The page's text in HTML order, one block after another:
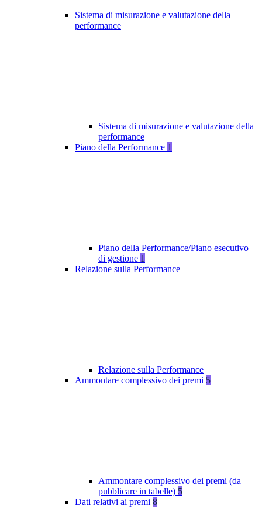
Sistema di misurazione e valutazione della
performance
Sistema di misurazione e valutazione della
performance
Piano della Performance 1
Piano della Performance/Piano esecutivo
di gestione 1
Relazione sulla Performance
Relazione sulla Performance
Ammontare complessivo dei premi 5
Ammontare complessivo dei premi (da
pubblicare in tabelle) 5
Dati relativi ai premi 8